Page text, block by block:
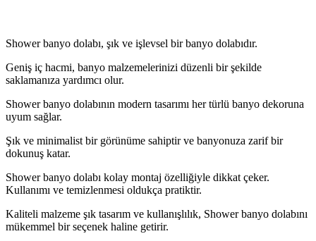
Shower banyo dolabı, şık ve işlevsel bir banyo dolabıdır.
Geniş iç hacmi, banyo malzemelerinizi düzenli bir şekilde
saklamanıza yardımcı olur.
Shower banyo dolabının modern tasarımı her türlü banyo dekoruna
uyum sağlar.
Şık ve minimalist bir görünüme sahiptir ve banyonuza zarif bir
dokunuş katar.
Shower banyo dolabı kolay montaj özelliğiyle dikkat çeker.
Kullanımı ve temizlenmesi oldukça pratiktir.
Kaliteli malzeme şık tasarım ve kullanışlılık, Shower banyo dolabını
mükemmel bir seçenek haline getirir.